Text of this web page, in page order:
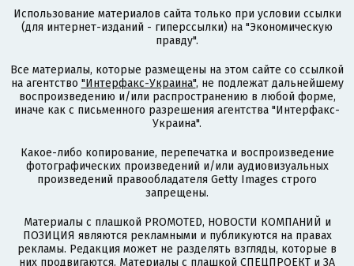
Использование материалов сайта только при условии ссылки
(для интернет-изданий - гиперссылки) на "Экономическую
правду".
Все материалы, которые размещены на этом сайте со ссылкой
на агентство "Интерфакс-Украина", не подлежат дальнейшему
воспроизведению и/или распространению в любой форме,
иначе как с письменного разрешения агентства "Интерфакс-
Украина".
Какое-либо копирование, перепечатка и воспроизведение
фотографических произведений и/или аудиовизуальных
произведений правообладателя Getty Images строго
запрещены.
Материалы с плашкой PROMOTED, НОВОСТИ КОМПАНИЙ и
ПОЗИЦИЯ являются рекламными и публикуются на правах
рекламы. Редакция может не разделять взгляды, которые в
них продвигаются. Материалы с плашкой СПЕЦПРОЕКТ и ЗА